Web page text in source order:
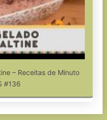
– Receitas de Minuto
#136